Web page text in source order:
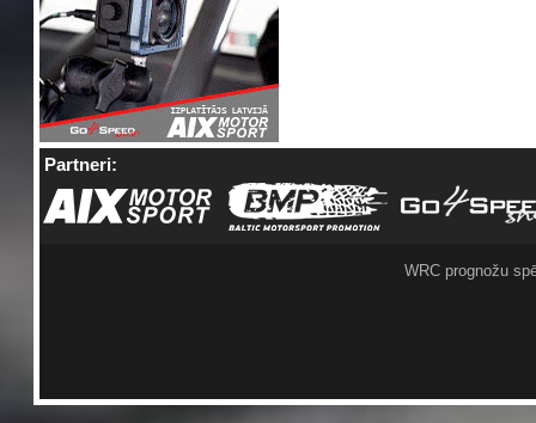
Partneri:
WRC prognožu